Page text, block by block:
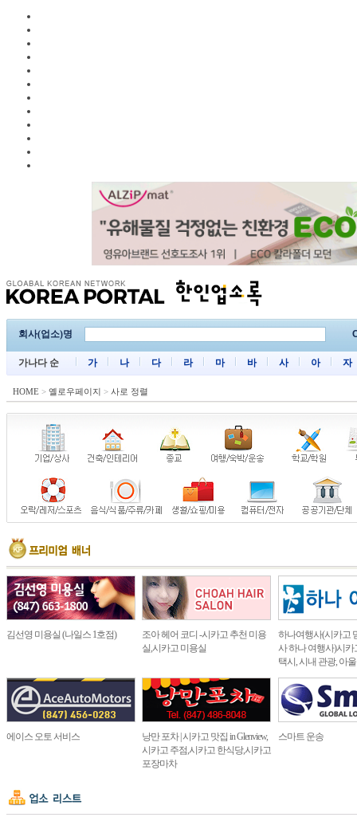
회사(업소)명
가나다 순 가 나 다 라 마 바 사 아 자
HOME > 옐로우페이지 > 사로 정렬
김선영 미용실 (나일스 1호점)
조아 헤어 코디 -시카고 추천 미용
실,시카고 미용실
하나여행사(시카고
사 하나 여행사)시카
택시, 시내 관광, 아
에이스 오토 서비스
낭만 포차 | 시카고 맛집 in Glenview,
시카고 주점,시카고 한식당,시카고
포장마차
스마트 운송